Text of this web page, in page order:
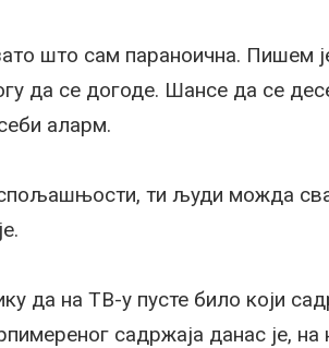
што сам параноична. Пишем
да се догоде. Шансе да се
аларм.
ти људи можда
да на ТВ-у пусте било који
садржаја данас је, на